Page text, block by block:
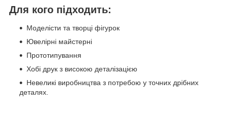
Для кого підходить:
Моделісти та творці фігурок
Ювелірні майстерні
Прототипування
Хобі друк з високою деталізацією
Невеликі виробництва з потребою у точних дрібних
деталях.